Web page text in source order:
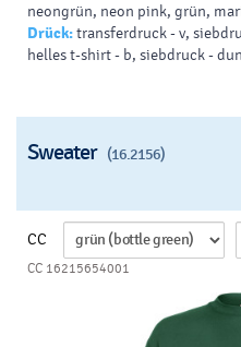
neongrün, neon pink, grün,
Drück:transferdruck - v,
helles t-shirt - b, siebdruck -
Sweater (16.2156)
CC
CC 16215654001